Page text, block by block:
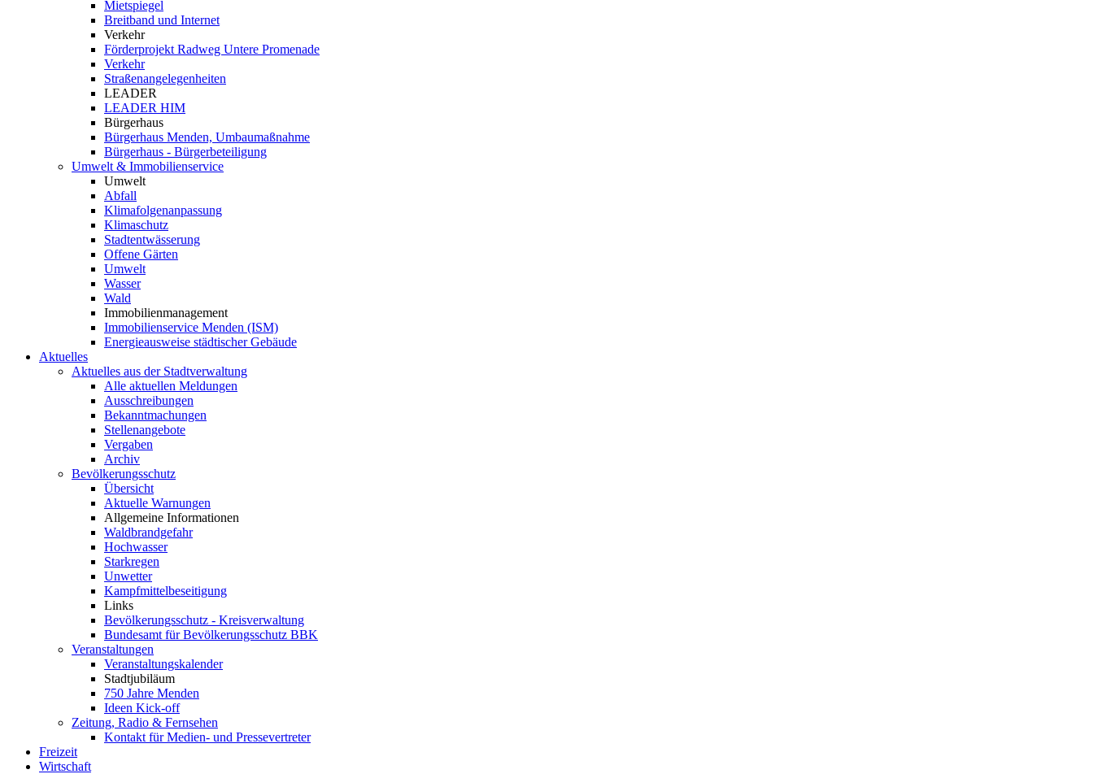
Mietspiegel
Breitband und Internet
Verkehr
Förderprojekt Radweg Untere Promenade
Verkehr
Straßenangelegenheiten
LEADER
LEADER HIM
Bürgerhaus
Bürgerhaus Menden, Umbaumaßnahme
Bürgerhaus - Bürgerbeteiligung
Umwelt & Immobilienservice
Umwelt
Abfall
Klimafolgenanpassung
Klimaschutz
Stadtentwässerung
Offene Gärten
Umwelt
Wasser
Wald
Immobilienmanagement
Immobilienservice Menden (ISM)
Energieausweise städtischer Gebäude
Aktuelles
Aktuelles aus der Stadtverwaltung
Alle aktuellen Meldungen
Ausschreibungen
Bekanntmachungen
Stellenangebote
Vergaben
Archiv
Bevölkerungsschutz
Übersicht
Aktuelle Warnungen
Allgemeine Informationen
Waldbrandgefahr
Hochwasser
Starkregen
Unwetter
Kampfmittelbeseitigung
Links
Bevölkerungsschutz - Kreisverwaltung
Bundesamt für Bevölkerungsschutz BBK
Veranstaltungen
Veranstaltungskalender
Stadtjubiläum
750 Jahre Menden
Ideen Kick-off
Zeitung, Radio & Fernsehen
Kontakt für Medien- und Pressevertreter
Freizeit
Wirtschaft